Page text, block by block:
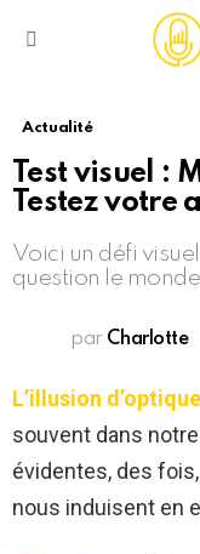
Actualité
Test visuel :
Testez votre
Voici un défi
question le
par Charlotte
L’illusion d’optique
souvent dans
évidentes, des
nous induisent en